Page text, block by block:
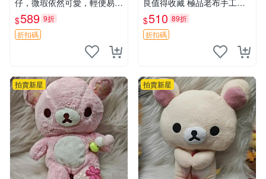
仔，微瑕依然可愛，輕便易運
送 二手收藏推薦 工廠直營 快
遞到府 中古 玩偶 公仔
$589 9折
折扣碼
良值得收藏 極品老布手工安
撫搖鈴玩具，適合哄睡寶貝
超柔老料搖鈴熊，專為孩子設
計的安心伴護 推薦絕版老布
製工藝搖鈴熊，可當作童
$510 89折
折扣碼
拍賣新星 拍賣新星